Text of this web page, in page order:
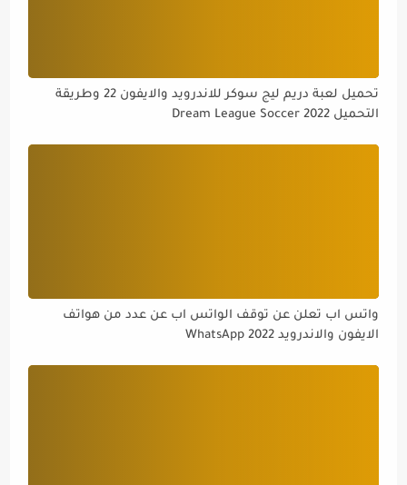
تحميل لعبة دريم ليج سوكر للاندرويد والايفون 22 وطريقة
التحميل Dream League Soccer 2022
واتس اب تعلن عن توقف الواتس اب عن عدد من هواتف
الايفون والاندرويد WhatsApp 2022